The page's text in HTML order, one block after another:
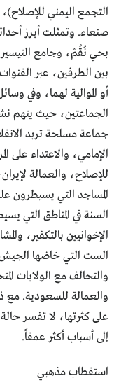
التجمع اليمني
صنعاء. وتمثلت أبرز
بحي نُقُمْ، وجامع
بين الطرفين، عبر
أو الموالية لهما، وفي
الجماعتين، حيث يتهم
جماعة مسلحة تريد
الإمامي، والاعتداء على
للإصلاح، والعمالة
المساجد التي يسيطرون
السنة في المناطق التي
الإخوانيين بالتكفير،
والتحالف مع الولايات
والعمالة للسعودية. مع
على كثرتها، لا تفسر
إلى أسباب أكثر عمقاً.
استقطاب مذهبي